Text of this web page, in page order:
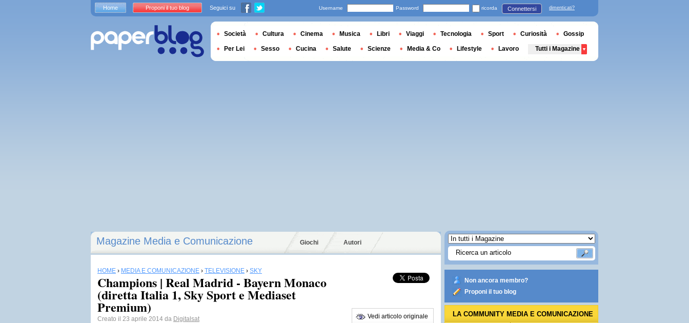
Magazine Media e Comunicazione Giochi Autori
HOME › MEDIA E COMUNICAZIONE › TELEVISIONE › SKY
Champions | Real Madrid - Bayern Monaco
(diretta Italia 1, Sky Sport e Mediaset
Premium)
Creato il 23 aprile 2014 da Digitalsat Vedi articolo originale
Non ancora membro?
Proponi il tuo blog
LA COMMUNITY MEDIA E COMUNICAZIONE
Home Proponi il tuo blog Seguici su Username Password ricorda Connettersi dimenticati?
Società Cultura Cinema Musica Libri Viaggi Tecnologia Sport Curiosità Gossip
Per Lei Sesso Cucina Salute Scienze Media & Co Lifestyle Lavoro Tutti i Magazine